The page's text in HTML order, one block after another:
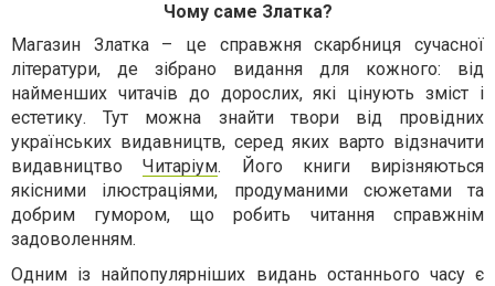
Чому саме Златка?
Магазин Златка – це справжня скарбниця сучасної
літератури, де зібрано видання для кожного: від
найменших читачів до дорослих, які цінують зміст і
естетику. Тут можна знайти твори від провідних
українських видавництв, серед яких варто відзначити
видавництвоЧитаріум. Його книги вирізняються
якісними ілюстраціями, продуманими сюжетами та
добрим гумором, що робить читання справжнім
задоволенням.
Одним із найпопулярніших видань останнього часу є